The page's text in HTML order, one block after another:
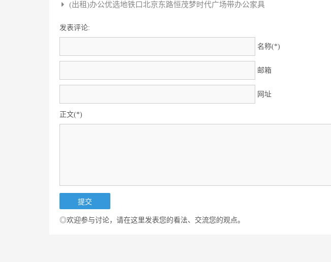
(出租)办公优选地铁口北京东路恒茂梦时代广场带办公家具
发表评论:
名称(*)
邮箱
网址
正文(*)
◎欢迎参与讨论，请在这里发表您的看法、交流您的观点。